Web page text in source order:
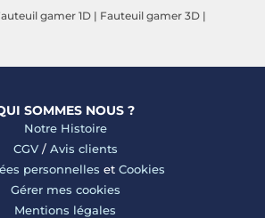
gamer 1D | Fauteuil gamer 3D |
SOMMES NOUS ?
Notre Histoire
CGV/ Avis clients
personnelles et Cookies
Gérer mes cookies
Mentions légales